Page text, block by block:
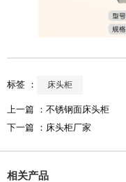
标签 ： 床头柜
上一篇 ： 不锈钢面床头柜
下一篇 ： 床头柜厂家
相关产品